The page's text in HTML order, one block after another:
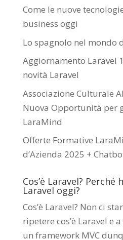
Come le nuove
business oggi
Lo spagnolo nel mondo
Aggiornamento Laravel
novità Laravel
Associazione Culturale
Nuova Opportunità per
LaraMind
Offerte Formative
d’Azienda 2025 +
Cos’è Laravel?
Laravel oggi?
Cos’è Laravel? Non ci
ripetere cos’è Laravel e
un framework MVC